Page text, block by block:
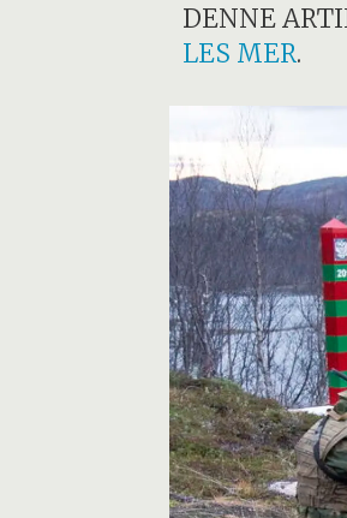
DENNE
LES MER.